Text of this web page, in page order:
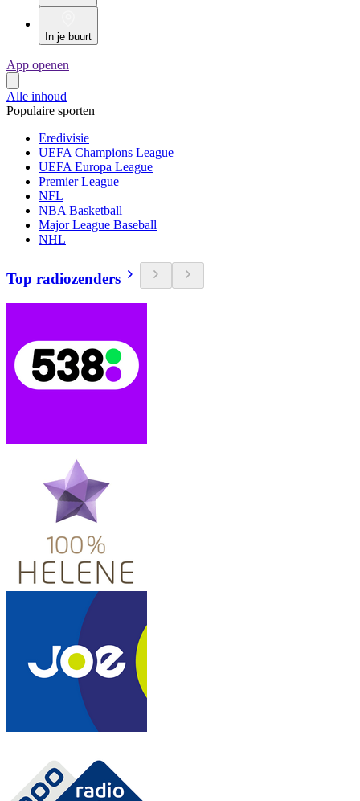
In je buurt
App openen
Alle inhoud
Populaire sporten
Eredivisie
UEFA Champions League
UEFA Europa League
Premier League
NFL
NBA Basketball
Major League Baseball
NHL
Top radiozenders